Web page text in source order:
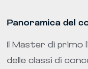
Panoramica del
Il Master di primo
delle classi di